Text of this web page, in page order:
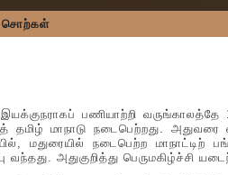
சொற்கள்
பணியாற்றி வருங்காலத்தே
தமிழ் மாநாடு நடைபெற்றது. அதுவரை
மதுரையில் நடைபெற்ற மாநாட்டிற்
அதுகுறித்து பெருமகிழ்ச்சி